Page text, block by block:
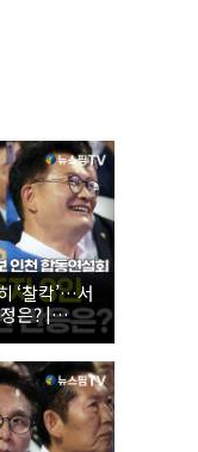
‘찰칵’…서
은? |
고위원 후